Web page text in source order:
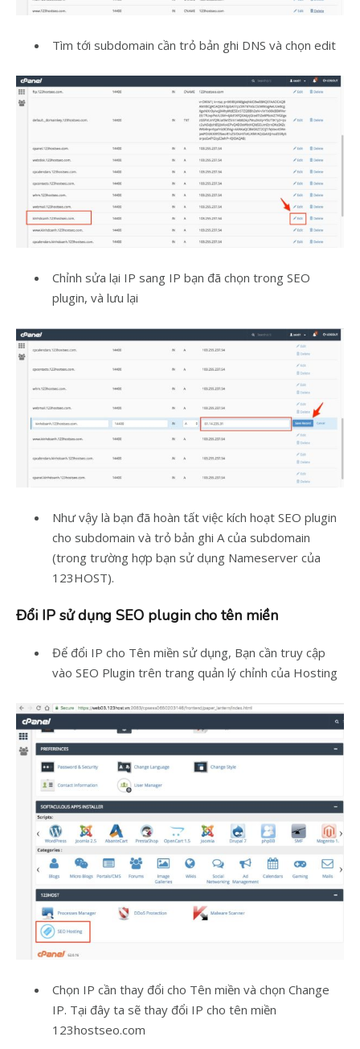
Tìm tới subdomain cần trỏ bản ghi DNS và chọn edit
Chỉnh sửa lại IP sang IP bạn đã chọn trong SEO
plugin, và lưu lại
Như vậy là bạn đã hoàn tất việc kích hoạt SEO plugin
cho subdomain và trỏ bản ghi A của subdomain
(trong trường hợp bạn sử dụng Nameserver của
123HOST).
Đổi IP sử dụng SEO plugin cho tên miền
Để đổi IP cho Tên miền sử dụng, Bạn cần truy cập
vào SEO Plugin trên trang quản lý chỉnh của Hosting
Chọn IP cần thay đổi cho Tên miền và chọn Change
IP. Tại đây ta sẽ thay đổi IP cho tên miền
123hostseo.com